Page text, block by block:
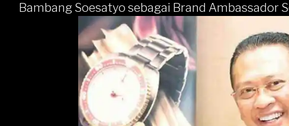
Bambang Soesatyo sebagai Brand Ambassador